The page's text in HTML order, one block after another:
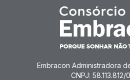
Embracon Administradora
CNPJ: 58.113.812/